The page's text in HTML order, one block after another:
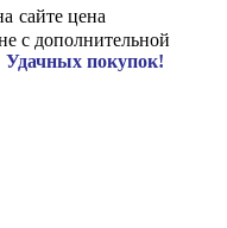
сайте цена
с дополнительной
Удачных покупок!